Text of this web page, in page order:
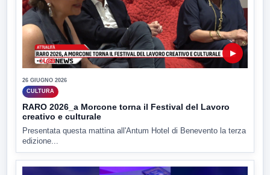
▶
26 GIUGNO 2026
CULTURA
RARO 2026_a Morcone torna il Festival del Lavoro
creativo e culturale
Presentata questa mattina all'Antum Hotel di Benevento la terza
edizione...